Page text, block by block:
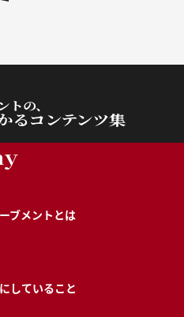
トの、
るコンテンツ集
ブメントとは
していること